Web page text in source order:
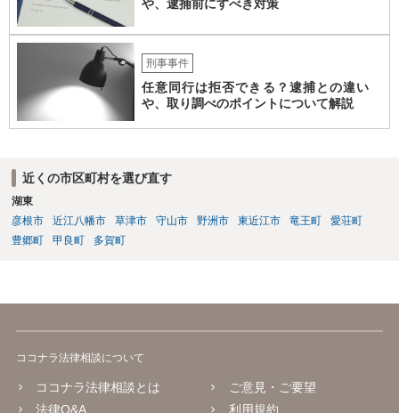
や、逮捕前にすべき対策
刑事事件
任意同行は拒否できる？逮捕との違い
や、取り調べのポイントについて解説
近くの市区町村を選び直す
湖東
彦根市
近江八幡市 草津市 守山市 野洲市 東近江市 竜王町
愛荘町
豊郷町
甲良町 多賀町
ココナラ法律相談について
ココナラ法律相談とは
法律Q&A
ご意見・ご要望
利用規約